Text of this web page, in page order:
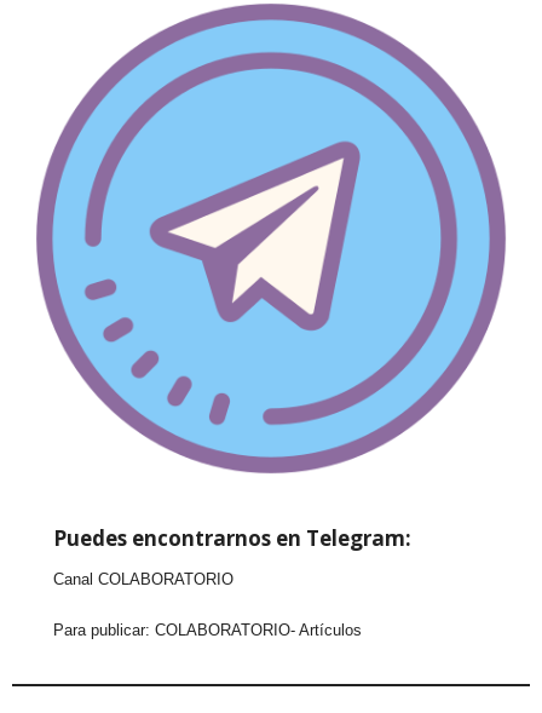
Puedes encontrarnos en Telegram:
Canal COLABORATORIO
Para publicar:COLABORATORIO- Artículos